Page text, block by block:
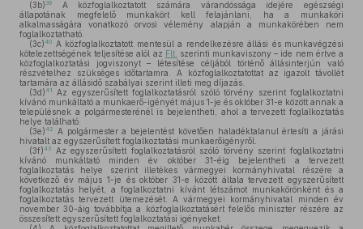
(3b) 39
A közfoglalkoztatott számára várandóssága idejére egészségi
állapotának megfelelő munkakört kell felajánlani, ha a munkaköri
alkalmasságára vonatkozó orvosi vélemény alapján a munkakörében nem
foglalkoztatható.
(3c)40 A közfoglalkoztatott mentesül a rendelkezésre állási és munkavégzési
kötelezettségének teljesítése alól az Flt. szerinti munkaviszony – ide nem értve a
közfoglalkoztatási jogviszonyt – létesítése céljából történő állásinterjún való
részvételhez szükséges időtartamra. A közfoglalkoztatottat az igazolt távollét
tartamára az állásidő szabályai szerint illeti meg díjazás.
(3d)41
Az egyszerűsített foglalkoztatásról szóló törvény szerint foglalkoztatni
kívánó munkáltató a munkaerő-igényét május 1-je és október 31-e között annak a
településnek a polgármesterénél is bejelentheti, ahol a tervezett foglalkoztatás
helye található.
(3e)42
A polgármester a bejelentést követően haladéktalanul értesíti a járási
hivatalt az egyszerűsített foglalkoztatási munkaerőigényről.
(3f)43
Az egyszerűsített foglalkoztatásról szóló törvény szerint foglalkoztatni
kívánó munkáltató minden év október 31-éig bejelentheti a tervezett
foglalkoztatás helye szerint illetékes vármegyei kormányhivatal részére a
következő év május 1-je és október 31-e között általa tervezett egyszerűsített
foglalkoztatás helyét, a foglalkoztatni kívánt létszámot munkakörönként és a
foglalkoztatás tervezett ütemezését. A vármegyei kormányhivatal minden év
november 30-áig továbbítja a közfoglalkoztatásért felelős miniszter részére az
összesített egyszerűsített foglalkoztatási igényeket.